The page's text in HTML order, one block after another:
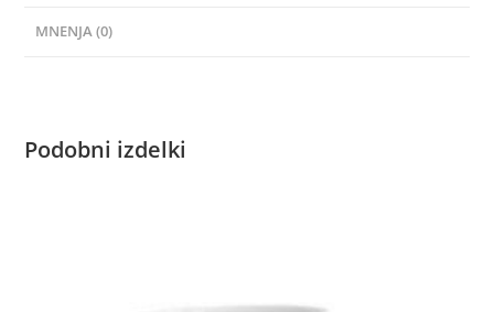
MNENJA (0)
Podobni izdelki